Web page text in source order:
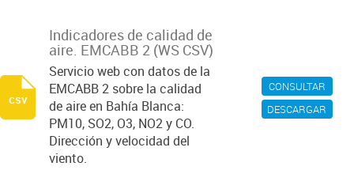
CONSULTAR
DESCARGAR
Indicadores de calidad de
aire. EMCABB 2 (WS CSV)
Servicio web con datos de la
EMCABB 2 sobre la calidad
de aire en Bahía Blanca:
PM10, SO2, O3, NO2 y CO.
Dirección y velocidad del
viento.
csv